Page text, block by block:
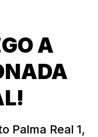
A
Palma Real 1,